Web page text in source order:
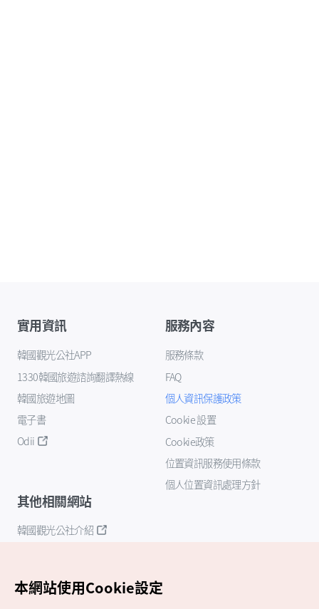
實用資訊
韓國觀光公社APP
1330韓國旅遊諮詢翻譯熱線
韓國旅遊地圖
電子書
Odii
服務內容
服務條款
FAQ
個人資訊保護政策
Cookie 設置
Cookie政策
位置資訊服務使用條款
個人位置資訊處理方針
其他相關網站
韓國觀光公社介紹
本網站使用Cookie設定